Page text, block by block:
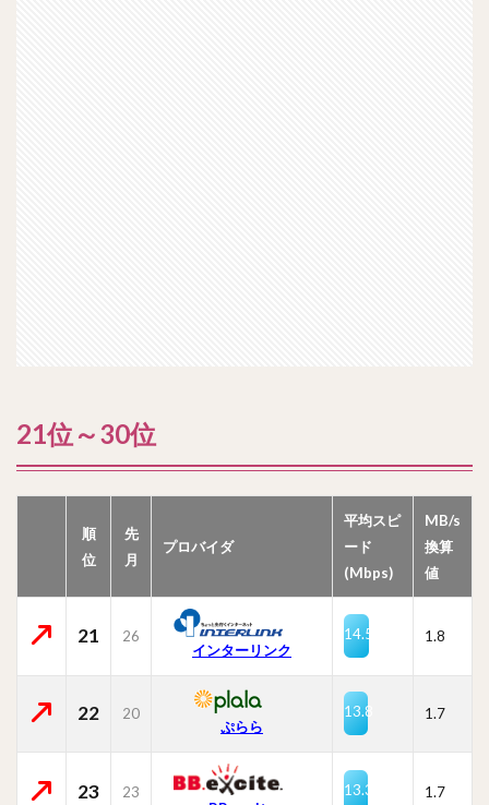
21位～30位
順
位
先
月
プロバイダ
平均スピ
ード
(Mbps)
MB/s
換算
値
21
26
インターリンク
14.5 1.8
22 20
ぷらら
13.8 1.7
23
23
13.3 1.7